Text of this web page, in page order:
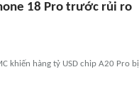
18 Pro trước rủi ro
khiến hàng tỷ USD chip A20 Pro bị